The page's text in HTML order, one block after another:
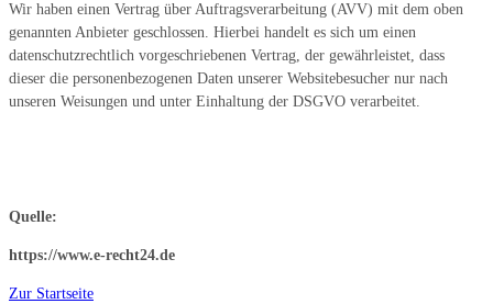
Wir haben einen Vertrag über Auftragsverarbeitung (AVV) mit dem oben
genannten Anbieter geschlossen. Hierbei handelt es sich um einen
datenschutzrechtlich vorgeschriebenen Vertrag, der gewährleistet, dass
dieser die personenbezogenen Daten unserer Websitebesucher nur nach
unseren Weisungen und unter Einhaltung der DSGVO verarbeitet.
Quelle:
https://www.e-recht24.de
Zur Startseite